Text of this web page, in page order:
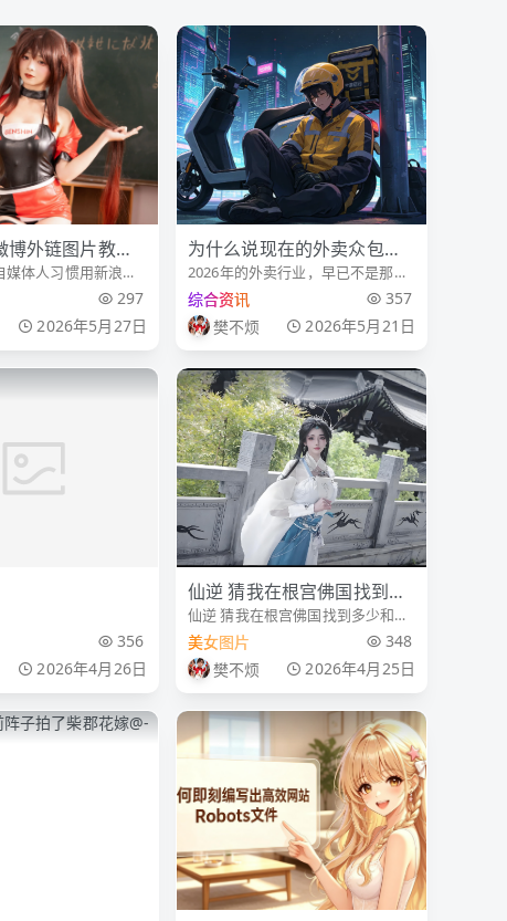
博外链图片教程
媒体人习惯用新浪微
，但近期微博更新防
规则后，大量外链
示、裂图、跳转默认
。这份教程基于2026
297
2026年5月27日
为什么说现在的外卖众包越
来越难跑了？
2026年的外卖行业，早已不是那
个"想跑就跑、日入五百"的黄金时
代。曾经被无数人视为"副业回
血"首选的众包骑手，如今正陷
入"越
综合资讯
357
樊不烦
2026年5月21日
356
2026年4月26日
仙逆 猜我在根宫佛国找到多
少和婉儿适配的细节？@走
路摇zly
仙逆 猜我在根宫佛国找到多少和婉
儿适配的细节？ 一念根宫万般开化
仙逆李慕婉@走路瑶zly
美女图片
348
樊不烦
2026年4月25日